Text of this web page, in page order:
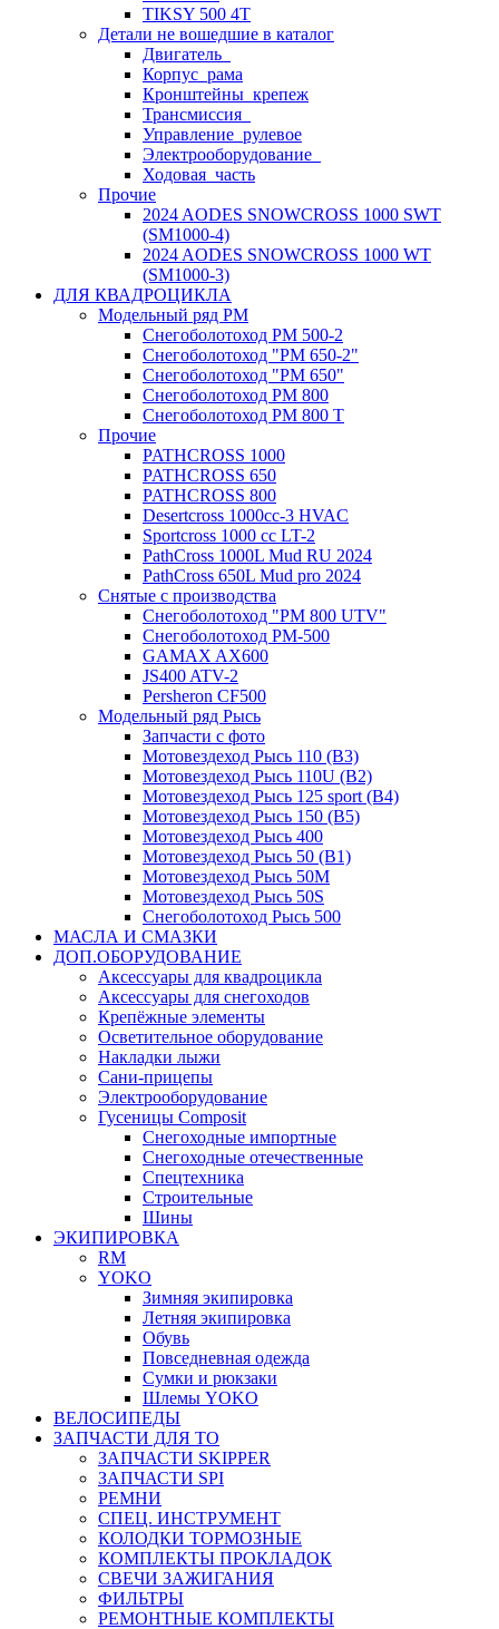
TIKSY 500 4T
Детали не вошедшие в каталог
Двигатель_
Корпус_рама
Кронштейны_крепеж
Трансмиссия_
Управление_рулевое
Электрооборудование_
Ходовая_часть
Прочие
2024 AODES SNOWCROSS 1000 SWT
(SM1000-4)
2024 AODES SNOWCROSS 1000 WT
(SM1000-3)
ДЛЯ КВАДРОЦИКЛА
Модельный ряд РМ
Снегоболотоход РМ 500-2
Снегоболотоход "РМ 650-2"
Снегоболотоход "РМ 650"
Снегоболотоход РМ 800
Снегоболотоход РМ 800 Т
Прочие
PATHCROSS 1000
PATHCROSS 650
PATHCROSS 800
Desertcross 1000cc-3 HVAC
Sportcross 1000 cc LT-2
PathCross 1000L Mud RU 2024
PathCross 650L Mud pro 2024
Снятые с производства
Снегоболотоход "РМ 800 UTV"
Снегоболотоход РМ-500
GAMAX AX600
JS400 ATV-2
Persheron CF500
Модельный ряд Рысь
Запчасти с фото
Мотовездеход Рысь 110 (B3)
Мотовездеход Рысь 110U (B2)
Мотовездеход Рысь 125 sport (B4)
Мотовездеход Рысь 150 (B5)
Мотовездеход Рысь 400
Мотовездеход Рысь 50 (B1)
Мотовездеход Рысь 50M
Мотовездеход Рысь 50S
Снегоболотоход Рысь 500
МАСЛА И СМАЗКИ
ДОП.ОБОРУДОВАНИЕ
Аксессуары для квадроцикла
Аксессуары для снегоходов
Крепёжные элементы
Осветительное оборудование
Накладки лыжи
Сани-прицепы
Электрооборудование
Гусеницы Composit
Снегоходные импортные
Снегоходные отечественные
Спецтехника
Строительные
Шины
ЭКИПИРОВКА
RM
YOKO
Зимняя экипировка
Летняя экипировка
Обувь
Повседневная одежда
Сумки и рюкзаки
Шлемы YOKO
ВЕЛОСИПЕДЫ
ЗАПЧАСТИ ДЛЯ ТО
ЗАПЧАСТИ SKIPPER
ЗАПЧАСТИ SPI
РЕМНИ
СПЕЦ. ИНСТРУМЕНТ
КОЛОДКИ ТОРМОЗНЫЕ
КОМПЛЕКТЫ ПРОКЛАДОК
СВЕЧИ ЗАЖИГАНИЯ
ФИЛЬТРЫ
РЕМОНТНЫЕ КОМПЛЕКТЫ